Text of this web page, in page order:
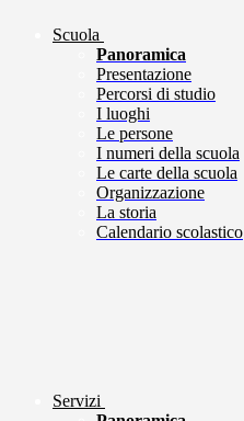
Scuola
Panoramica
Presentazione
Percorsi di studio
I luoghi
Le persone
I numeri della scuola
Le carte della scuola
Organizzazione
La storia
Calendario scolastico
Servizi